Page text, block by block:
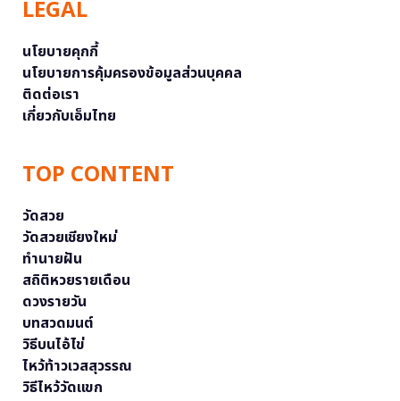
LEGAL
นโยบายคุกกี้
นโยบายการคุ้มครองข้อมูลส่วนบุคคล
ติดต่อเรา
เกี่ยวกับเอ็มไทย
TOP CONTENT
วัดสวย
วัดสวยเชียงใหม่
ทำนายฝัน
สถิติหวยรายเดือน
ดวงรายวัน
บทสวดมนต์
วิธีบนไอ้ไข่
ไหว้ท้าวเวสสุวรรณ
วิธีไหว้วัดแขก